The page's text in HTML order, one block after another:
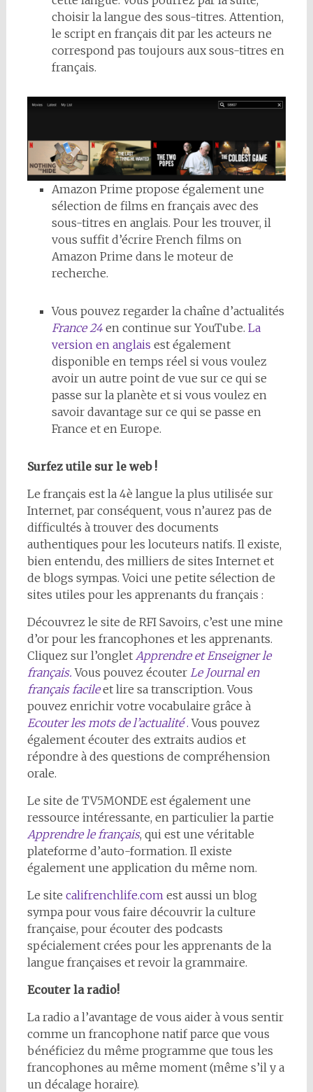
choisir la langue des sous-titres. Attention,
le script en français dit par les acteurs ne
correspond pas toujours aux sous-titres en
français.
Amazon Prime propose également une
sélection de films en français avec des
sous-titres en anglais. Pour les trouver, il
vous suffit d’écrire French films on
Amazon Prime dans le moteur de
recherche.
Vous pouvez regarder la chaîne d’actualités
France 24en continue sur YouTube. La
version en anglais est également
disponible en temps réel si vous voulez
avoir un autre point de vue sur ce qui se
passe sur la planète et si vous voulez en
savoir davantage sur ce qui se passe en
France et en Europe.
Surfez utile sur le web !
Le français est la 4è langue la plus utilisée sur
Internet, par conséquent, vous n’aurez pas de
difficultés à trouver des documents
authentiques pour les locuteurs natifs. Il existe,
bien entendu, des milliers de sites Internet et
de blogs sympas. Voici une petite sélection de
sites utiles pour les apprenants du français :
Découvrez le site de RFI Savoirs, c’est une mine
d’or pour les francophones et les apprenants.
Cliquez sur l’onglet Apprendre et Enseigner le
français. Vous pouvez écouter Le Journal en
français facile et lire sa transcription. Vous
pouvez enrichir votre vocabulaire grâce à
Ecouter les mots de l’actualité . Vous pouvez
également écouter des extraits audios et
répondre à des questions de compréhension
orale.
Le site de TV5MONDE est également une
ressource intéressante, en particulier la partie
Apprendre le français, qui est une véritable
plateforme d’auto-formation. Il existe
également une application du même nom.
Le site califrenchlife.com est aussi un blog
sympa pour vous faire découvrir la culture
française, pour écouter des podcasts
spécialement crées pour les apprenants de la
langue françaises et revoir la grammaire.
Ecouter la radio!
La radio a l’avantage de vous aider à vous sentir
comme un francophone natif parce que vous
bénéficiez du même programme que tous les
francophones au même moment (même s’il y a
un décalage horaire).